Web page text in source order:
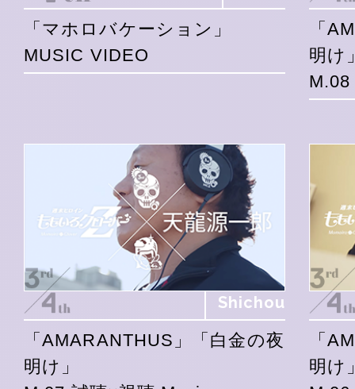
「マホロバケーション」
MUSIC VIDEO
「
明け
Shichou
「AMARANTHUS」「白金の夜
明け」
「
明け